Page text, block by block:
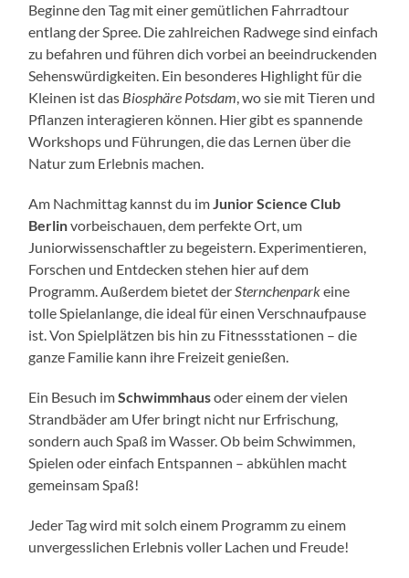
Beginne den Tag mit einer gemütlichen Fahrradtour
entlang der Spree. Die zahlreichen Radwege sind einfach
zu befahren und führen dich vorbei an beeindruckenden
Sehenswürdigkeiten. Ein besonderes Highlight für die
Kleinen ist das Biosphäre Potsdam , wo sie mit Tieren und
Pflanzen interagieren können. Hier gibt es spannende
Workshops und Führungen, die das Lernen über die
Natur zum Erlebnis machen.
Am Nachmittag kannst du im Junior Science Club
Berlinvorbeischauen, dem perfekte Ort, um
Juniorwissenschaftler zu begeistern. Experimentieren,
Forschen und Entdecken stehen hier auf dem
Programm. Außerdem bietet der Sternchenparkeine
tolle Spielanlange, die ideal für einen Verschnaufpause
ist. Von Spielplätzen bis hin zu Fitnessstationen – die
ganze Familie kann ihre Freizeit genießen.
Ein Besuch imSchwimmhausoder einem der vielen
Strandbäder am Ufer bringt nicht nur Erfrischung,
sondern auch Spaß im Wasser. Ob beim Schwimmen,
Spielen oder einfach Entspannen – abkühlen macht
gemeinsam Spaß!
Jeder Tag wird mit solch einem Programm zu einem
unvergesslichen Erlebnis voller Lachen und Freude!